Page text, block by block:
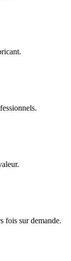
fois sur demande.